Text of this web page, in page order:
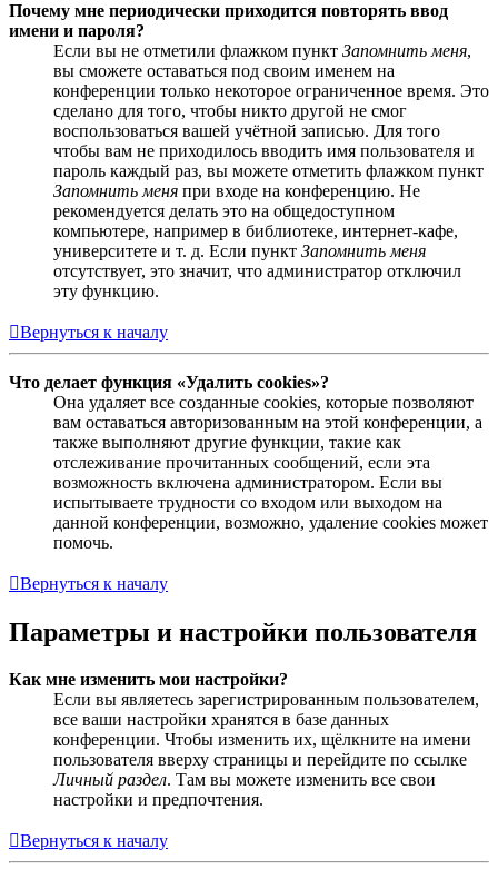
Почему мне периодически приходится повторять ввод
имени и пароля?
Если вы не отметили флажком пункт Запомнить меня,
вы сможете оставаться под своим именем на
конференции только некоторое ограниченное время. Это
сделано для того, чтобы никто другой не смог
воспользоваться вашей учётной записью. Для того
чтобы вам не приходилось вводить имя пользователя и
пароль каждый раз, вы можете отметить флажком пункт
Запомнить меня при входе на конференцию. Не
рекомендуется делать это на общедоступном
компьютере, например в библиотеке, интернет-кафе,
университете и т. д. Если пункт Запомнить меня
отсутствует, это значит, что администратор отключил
эту функцию.
Вернуться к началу
Что делает функция «Удалить cookies»?
Она удаляет все созданные cookies, которые позволяют
вам оставаться авторизованным на этой конференции, а
также выполняют другие функции, такие как
отслеживание прочитанных сообщений, если эта
возможность включена администратором. Если вы
испытываете трудности со входом или выходом на
данной конференции, возможно, удаление cookies может
помочь.
Вернуться к началу
Параметры и настройки пользователя
Как мне изменить мои настройки?
Если вы являетесь зарегистрированным пользователем,
все ваши настройки хранятся в базе данных
конференции. Чтобы изменить их, щёлкните на имени
пользователя вверху страницы и перейдите по ссылке
Личный раздел. Там вы можете изменить все свои
настройки и предпочтения.
Вернуться к началу